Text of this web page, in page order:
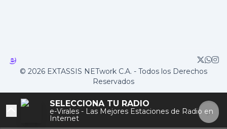
© 2026 EXTASSIS NETwork C.A. - Todos los Derechos
Reservados
SELECCIONA TU RADIO
e-Virales - Las Mejores Estaciones de Radio en
Internet